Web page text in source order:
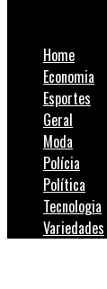
Home
Economia
Esportes
Geral
Moda
Polícia
Política
Tecnologia
Variedades